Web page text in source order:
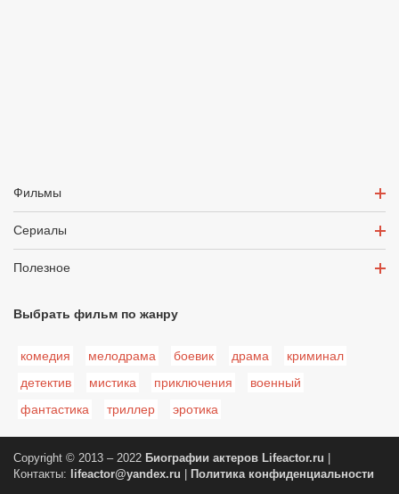
Фильмы
Сериалы
Полезное
Выбрать фильм по жанру
комедия мелодрама боевик драма
криминал
детектив
мистика приключения
военный
фантастика
триллер эротика
Copyright © 2013 – 2022 Биографии актеров Lifeactor.ru
Контакты:
lifeactor@yandex.ru Политика конфиденциальности